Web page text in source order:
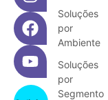
Soluções
por
Ambiente
Soluções
por
Segmento